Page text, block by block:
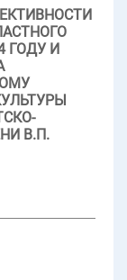
ГОДУ И
В.П.